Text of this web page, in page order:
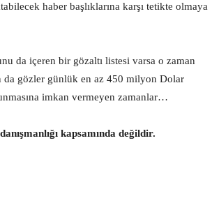
haber başlıklarına karşı tetikte olmaya
da içeren bir gözaltı listesi varsa o zaman
da gözler günlük en az 450 milyon Dolar
imkan vermeyen zamanlar…
kapsamında değildir.